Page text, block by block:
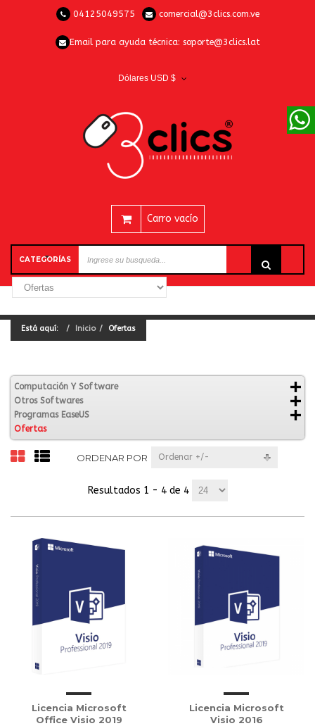
04125049575 comercial@3clics.com.ve
Email para ayuda técnica: soporte@3clics.lat
Dólares USD $
Carro vacío
CATEGORÍAS
Está aquí: Inicio Ofertas
Computación Y Software
Otros Softwares
Programas EaseUS
Ofertas
ORDENAR POR Ordenar +/-
Resultados 1 - 4 de 4
Licencia Microsoft
Office Visio 2019
Licencia Microsoft
Visio 2016